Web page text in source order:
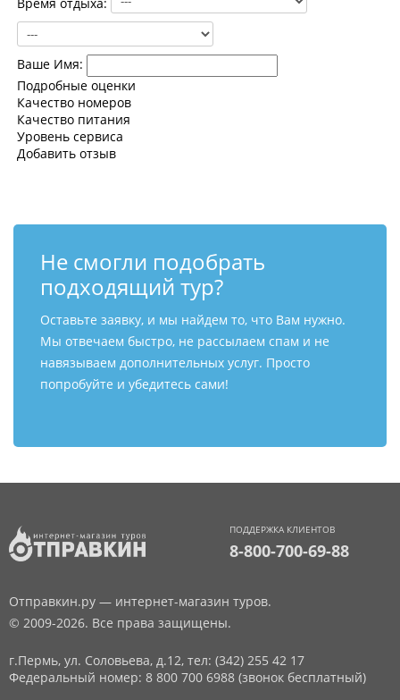
Ваше Имя:
Подробные оценки
Качество номеров
Качество питания
Уровень сервиса
Добавить отзыв
Не смогли подобрать
подходящий тур?
Оставьте заявку, и мы найдем то, что Вам нужно.
Мы отвечаем быстро, не рассылаем спам и не
навязываем дополнительных услуг. Просто
попробуйте и убедитесь сами!
ПОДДЕРЖКА КЛИЕНТОВ
8-800-700-69-88
Отправкин.ру — интернет-магазин туров.
© 2009-2026. Все права защищены.
г.Пермь, ул. Соловьева, д.12, тел: (342) 255 42 17
Федеральный номер: 8 800 700 6988 (звонок бесплатный)